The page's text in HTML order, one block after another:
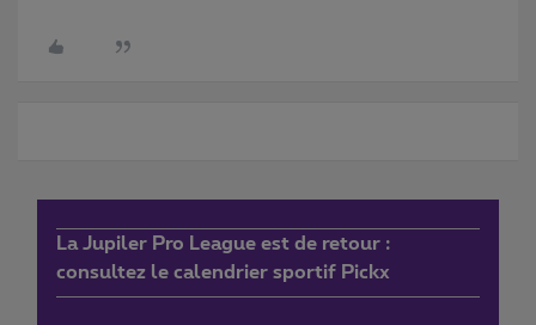
La Jupiler Pro League est de retour :
consultez le calendrier sportif Pickx